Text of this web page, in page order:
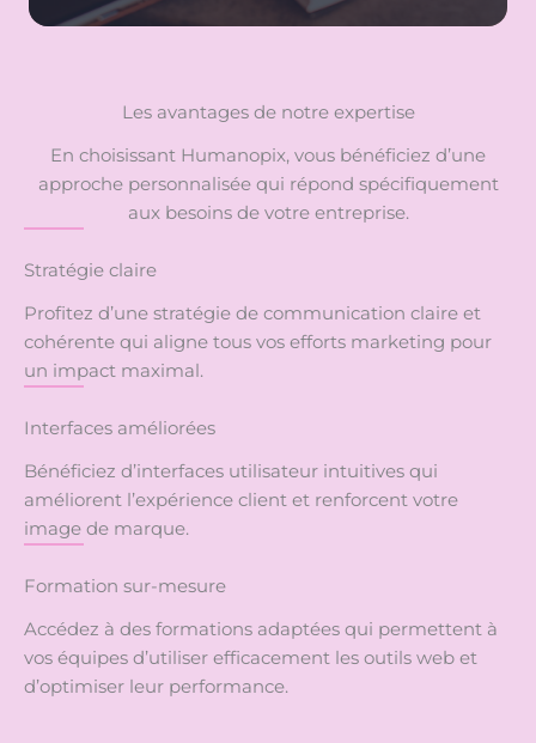
Les avantages de notre expertise
En choisissant Humanopix, vous bénéficiez d’une
approche personnalisée qui répond spécifiquement
aux besoins de votre entreprise.
Stratégie claire
Profitez d’une stratégie de communication claire et
cohérente qui aligne tous vos efforts marketing pour
un impact maximal.
Interfaces améliorées
Bénéficiez d’interfaces utilisateur intuitives qui
améliorent l’expérience client et renforcent votre
image de marque.
Formation sur-mesure
Accédez à des formations adaptées qui permettent à
vos équipes d’utiliser efficacement les outils web et
d’optimiser leur performance.